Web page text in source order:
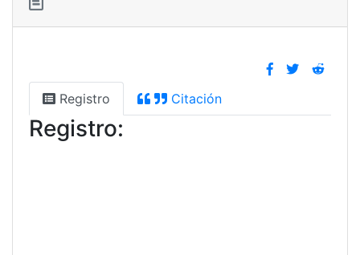
Registro Citación
Registro: